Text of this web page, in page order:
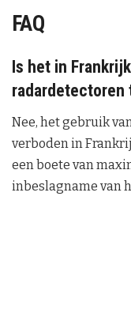
FAQ
Is het in
radardetectoren
Nee, het gebruik
verboden in
een boete van
inbeslagname van